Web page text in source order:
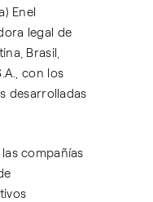
Enel
legal de
Brasil,
con los
desarrolladas
compañías